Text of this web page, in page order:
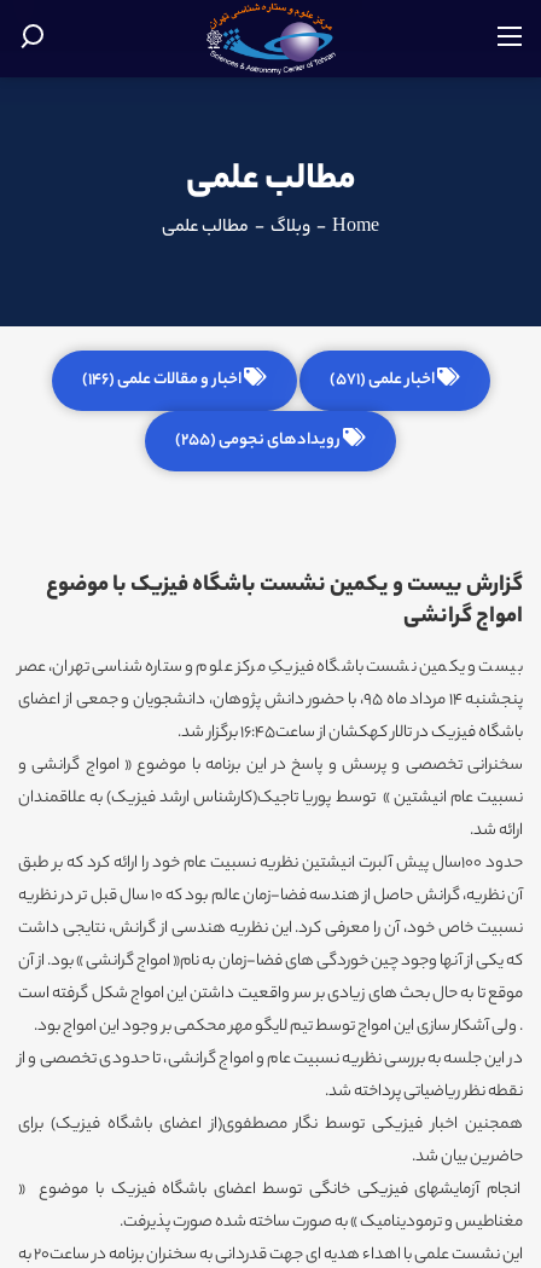
مطالب علمی
Home
- وبلاگ - مطالب علمی
اخبار علمی (571) اخبار و مقالات علمی (146)
رویدادهای نجومی (255)
گزارش بیست و یکمین نشست باشگاه فیزیک با موضوع
امواج گرانشی
بیست و یکمین نشست باشگاه فیزیکِ مرکز علوم و ستاره شناسی تهران، عصر
پنجشنبه 14 مرداد ماه 95، با حضور دانش پژوهان، دانشجویان و جمعی از اعضای
باشگاه فیزیک در تالار کهکشان از ساعت16:45 برگزار شد.
سخنرانی تخصصی و پرسش و پاسخ در این برنامه با موضوع « امواج گرانشی و
نسبیت عام انیشتین » توسط پوریا تاجیک(کارشناس ارشد فیزیک) به علاقمندان
ارائه شد.
حدود 100سال پیش آلبرت انیشتین نظریه نسبیت عام خود را ارائه کرد که بر طبق
آن نظریه، گرانش حاصل از هندسه فضا-زمان عالم بود که 10 سال قبل تر در نظریه
نسبیت خاص خود، آن را معرفی کرد. این نظریه هندسی از گرانش، نتایجی داشت
که یکی از آنها وجود چین خوردگی های فضا-زمان به نام« امواج گرانشی » بود. از آن
موقع تا به حال بحث های زیادی بر سر واقعیت داشتن این امواج شکل گرفته است
. ولی آشکار سازی این امواج توسط تیم لایگو مهر محکمی بر وجود این امواج بود.
در این جلسه به بررسی نظریه نسبیت عام و امواج گرانشی، تا حدودی تخصصی و از
نقطه نظر ریاضیاتی پرداخته شد.
همجنین اخبار فیزیکی توسط نگار مصطفوی(از اعضای باشگاه فیزیک) برای
حاضرین بیان شد.
انجام آزمایشهای فیزیکی خانگی توسط اعضای باشگاه فیزیک با موضوع «
مغناطیس و ترمودینامیک » به صورت ساخته شده صورت پذیرفت.
این نشست علمی با اهداء هدیه ای جهت قدردانی به سخنران برنامه در ساعت20 به